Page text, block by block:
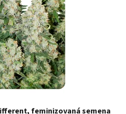
feminizovaná semena